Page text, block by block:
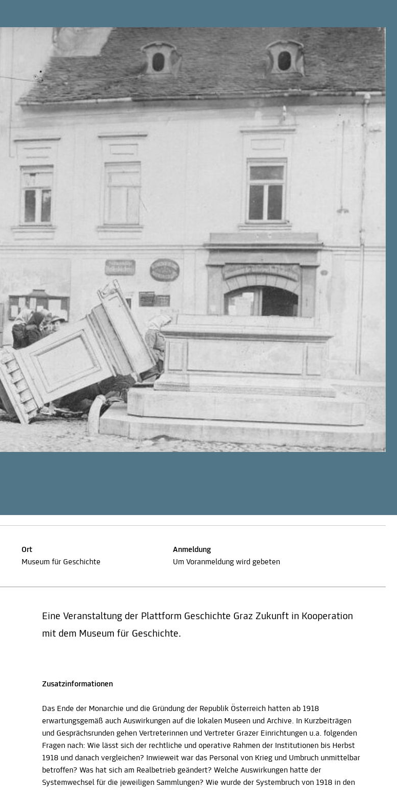
Ort
Museum für Geschichte
Anmeldung
Um Voranmeldung wird gebeten
Eine Veranstaltung der Plattform Geschichte Graz Zukunft in Kooperation
mit dem Museum für Geschichte.
Zusatzinformationen
Das Ende der Monarchie und die Gründung der Republik Österreich hatten ab 1918
erwartungsgemäß auch Auswirkungen auf die lokalen Museen und Archive. In Kurzbeiträgen
und Gesprächsrunden gehen Vertreterinnen und Vertreter Grazer Einrichtungen u.a. folgenden
Fragen nach: Wie lässt sich der rechtliche und operative Rahmen der Institutionen bis Herbst
1918 und danach vergleichen? Inwieweit war das Personal von Krieg und Umbruch unmittelbar
betroffen? Was hat sich am Realbetrieb geändert? Welche Auswirkungen hatte der
Systemwechsel für die jeweiligen Sammlungen? Wie wurde der Systembruch von 1918 in den